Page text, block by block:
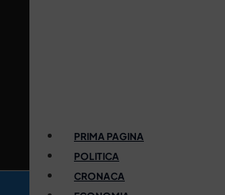
PRIMA PAGINA
POLITICA
CRONACA